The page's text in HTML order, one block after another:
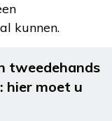
kunnen.
tweedehands
hier moet u